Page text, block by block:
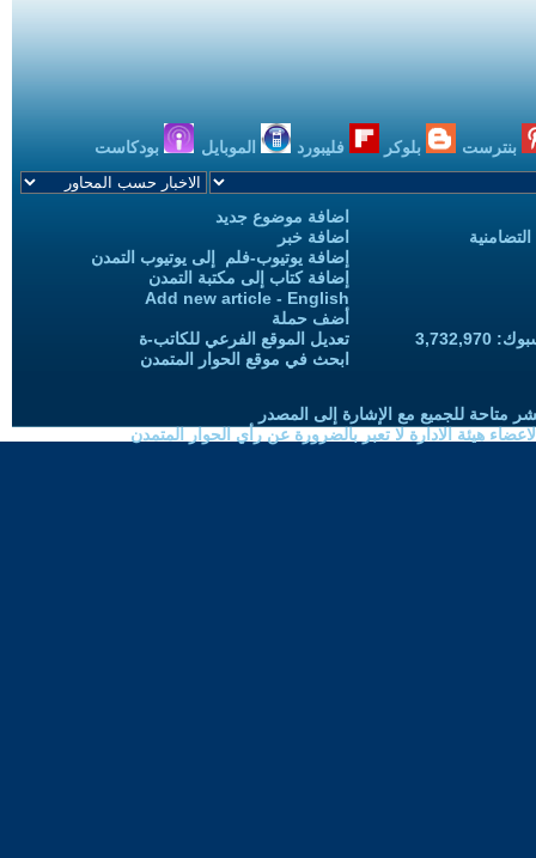
بنترست بلوكر فليبورد الموبايل بودكاست
اضافة موضوع جديد
اضافة خبر
إضافة يوتيوب-فلم إلى يوتيوب التمدن
إضافة كتاب إلى مكتبة التمدن
Add new article - English
أضف حملة
تعديل الموقع الفرعي للكاتب-ة
ابحث في موقع الحوار المتمدن
متاحة للجميع مع الإشارة إلى المصدر
هيئة الادارة لا تعبر بالضرورة عن رأي الحوار المتمدن